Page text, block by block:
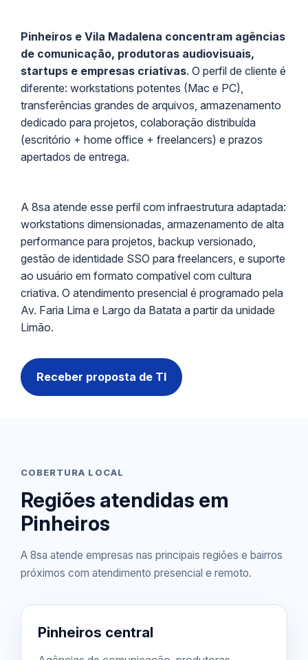
Pinheiros e Vila Madalena concentram agências
de comunicação, produtoras audiovisuais,
startups e empresas criativas. O perfil de cliente é
diferente: workstations potentes (Mac e PC),
transferências grandes de arquivos, armazenamento
dedicado para projetos, colaboração distribuída
(escritório + home office + freelancers) e prazos
apertados de entrega.
A 8sa atende esse perfil com infraestrutura adaptada:
workstations dimensionadas, armazenamento de alta
performance para projetos, backup versionado,
gestão de identidade SSO para freelancers, e suporte
ao usuário em formato compatível com cultura
criativa. O atendimento presencial é programado pela
Av. Faria Lima e Largo da Batata a partir da unidade
Limão.
Receber proposta de TI
COBERTURA LOCAL
Regiões atendidas em
Pinheiros
A 8sa atende empresas nas principais regiões e bairros
próximos com atendimento presencial e remoto.
Pinheiros central